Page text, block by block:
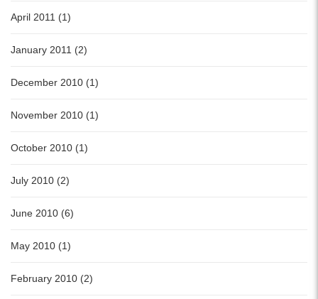
April 2011 (1)
January 2011 (2)
December 2010 (1)
November 2010 (1)
October 2010 (1)
July 2010 (2)
June 2010 (6)
May 2010 (1)
February 2010 (2)